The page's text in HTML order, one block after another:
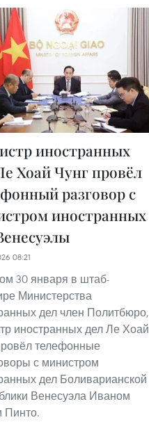
иностранных
Хоай Чунг провёл
разговор с
иностранных
08:21
30 января в штаб-
Министерства
дел член Политбюро,
иностранных дел Ле Хоай
телефонные
с министром
дел Боливарианской
Венесуэла Иваном
Пинто.